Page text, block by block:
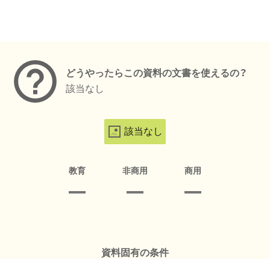
どうやったらこの資料の文書を使えるの？
該当なし
該当なし
教育 非商用 商用
資料固有の条件